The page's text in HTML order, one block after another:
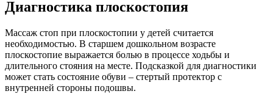
Диагностика плоскостопия
Массаж стоп при плоскостопии у детей считается
необходимостью. В старшем дошкольном возрасте
плоскостопие выражается болью в процессе ходьбы и
длительного стояния на месте. Подсказкой для диагностики
может стать состояние обуви – стертый протектор с
внутренней стороны подошвы.